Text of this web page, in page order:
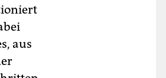
aus